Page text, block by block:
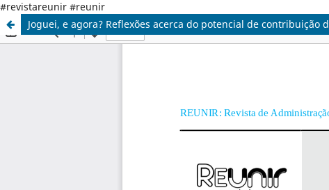
#revistareunir #reunir
Joguei, e agora? Reflexões acerca do potencial de